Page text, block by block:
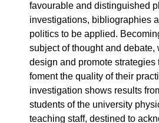
favourable and distinguished
investigations, bibliographies
politics to be applied.
subject of thought and debate,
design and promote strategies
foment the quality of their
investigation shows results
students of the university
teaching staff, destined to